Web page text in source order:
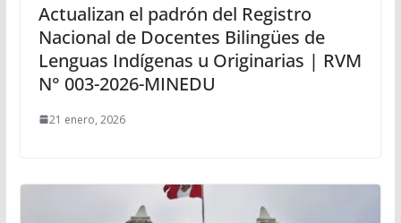
Actualizan el padrón del Registro
Nacional de Docentes Bilingües de
Lenguas Indígenas u Originarias | RVM
N° 003-2026-MINEDU
21 enero, 2026